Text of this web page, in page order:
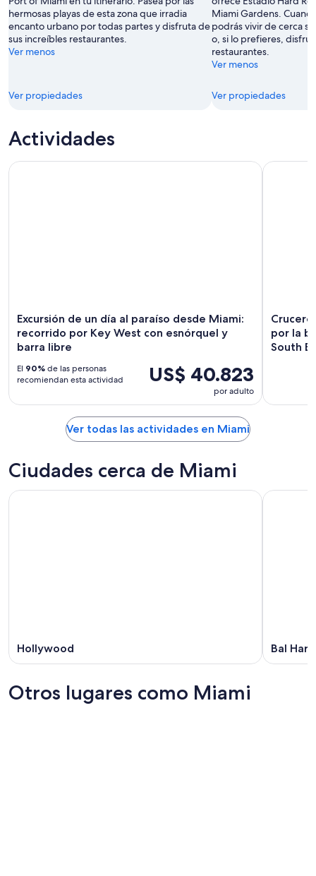
Rick
Tuers
hermosas playas de esta zona que irradia
encanto urbano por todas partes y disfruta de
sus increíbles restaurantes.
Ver menos
Ver propiedades
Miami Gardens.
podrás vivir de cerca
o, si lo prefieres,
restaurantes.
Ver menos
Ver propiedades
Actividades
Excursión de un día al paraíso desde Miami:
recorrido por Key West con esnórquel y
barra libre
US$ 40.823
por adulto
El 90% de las personas
recomiendan esta actividad
Excursión de un día al paraíso desde Miami: recorrido por
por la
South
Crucero
Ver todas las actividades en Miami
Ciudades cerca de Miami
Hollywood Bal
Otros lugares como Miami